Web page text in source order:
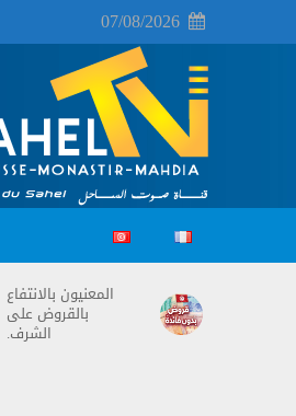
07/08/2026
المعنيون بالانتفاع
بالقروض على
الشرف.